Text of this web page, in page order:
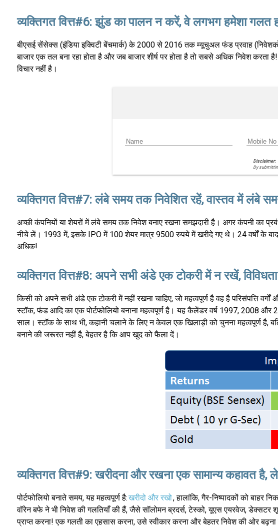
व्यक्तिगत वित्त#6: झुंड का पालन न करें, वे लगभग हमेशा गलत
बीएसई सेंसेक्स (इंडिया इक्विटी बेंचमार्क) के 2000 से 2016 तक म्यूचुअल फंड प्रवाह
बाजार एक तल बना रहा होता है और जब बाजार शीर्ष पर होता है तो सबसे अधिक निवेश
विचार नहीं है।
Disclaimer:
By
व्यक्तिगत वित्त#7: लंबे समय तक निवेशित रहें, वास्तव में लंबे
अच्छी कंपनियों या शेयरों में लंबे समय तक निवेश बनाए रखना समझदारी है। अगर कंपनी का
नीचे लें। 1993 में, इसके IPO में 100 शेयर मात्र 9500 रुपये में खरीदे गए थे। 24 वर्षों के
अधिक!
व्यक्तिगत वित्त#8: अपने सभी अंडे एक टोकरी में न रखें,
किसी को अपने सभी अंडे एक टोकरी में नहीं रखना चाहिए, जो महत्वपूर्ण है वह है परिसंपत्ति वर्गों
स्टॉक, फंड आदि का एक पोर्टफोलियो बनाना महत्वपूर्ण है। यह कैलेंडर वर्ष 1997, 2008 और
साल। स्टॉक के साथ भी, कहानी चलाने के लिए न केवल एक खिलाड़ी को चुनना महत्वपूर्ण
बनाने की जरूरत नहीं है, बेहतर है कि आप खुद को फैला दें।
व्यक्तिगत वित्त#9: खरीदना और रखना एक सामान्य कहावत है,
पोर्टफोलियो बनाते समय, यह महत्वपूर्ण है:खरीदो और रखो, हालांकि, गैर-निष्पादकों को बाहर
वॉरेन बफे ने भी निवेश की गलतियाँ की हैं, जैसे सॉलोमन ब्रदर्स, टेस्को, यूएस एयरवेज,
प्राप्त करना! एक गलती का एहसास करना, उसे स्वीकार करना और बेहतर निवेश की ओर